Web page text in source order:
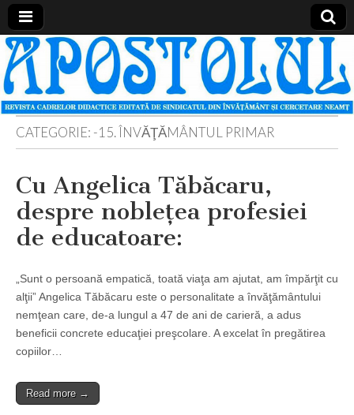
Apostolul
Revista
cadrelor
didactice
din
judetul
Neamt
CATEGORIE: -15. ÎNVĂŢĂMÂNTUL PRIMAR
Cu Angelica Tăbăcaru,
despre nobleţea profesiei
de educatoare:
„Sunt o persoană empatică, toată viaţa am ajutat, am împărţit cu
alţii” Angelica Tăbăcaru este o personalitate a învăţământului
nemţean care, de-a lungul a 47 de ani de carieră, a adus
beneficii concrete educaţiei preşcolare. A excelat în pregătirea
copiilor…
Read more →